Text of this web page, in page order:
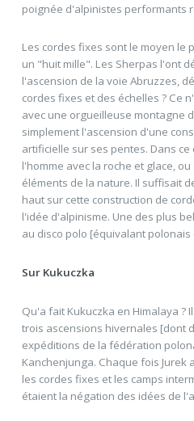
poignée d'alpinistes performants
Les cordes fixes sont le moyen le
un "huit mille". Les Sherpas l'ont
l'ascension de la voie Abruzzes,
cordes fixes et des échelles ? Ce
avec une orgueilleuse montagne
simplement l'ascension d'une
artificielle sur ses pentes. Dans ce
l'homme avec la roche et glace,
éléments de la nature. Il suffisait
haut sur cette construction de
l'idée d'alpinisme. Une des plus
au disco polo [équivalant polonais
Sur Kukuczka
Qu'a fait Kukuczka en Himalaya ?
trois ascensions hivernales [dont
expéditions de la fédération
Kanchenjunga. Chaque fois Jurek
les cordes fixes et les camps
étaient la négation des idées de